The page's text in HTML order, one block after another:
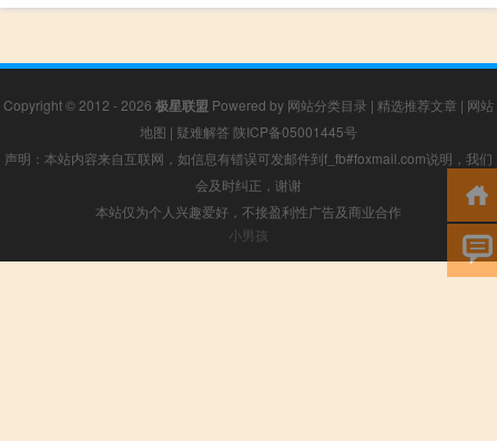
Copyright © 2012 - 2026 极星联盟 Powered by 网站分类目录 | 精选推荐文章 | 网站
地图 | 疑难解答 陕ICP备05001445号
声明：本站内容来自互联网，如信息有错误可发邮件到f_fb#foxmail.com说明，我们
会及时纠正，谢谢
本站仅为个人兴趣爱好，不接盈利性广告及商业合作
小男孩